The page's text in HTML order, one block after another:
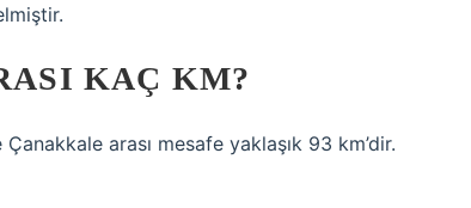
KAÇ KM?
arası mesafe yaklaşık 93 km’dir.